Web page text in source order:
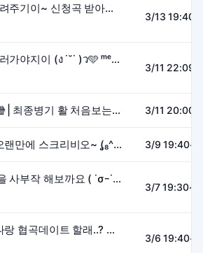
[유입환영] 네로 그려주기이~ 신청곡 받아요오~🩵 ᵐᵉᵒʷˎˊ˗
3/13
[유입환영] 이제 자러가야지이 (ง ˙˘˙ )ว🩵 ᵐᵉᵒʷˎˊ˗
3/11
[유입환영] 팝그작🍿| 최종병기 활 처음보는 고양이 (ง ˙˘˙ )ว🩵 ᵐᵉᵒʷˎˊ˗ 3/11
[유입환영][시참] 오랜만에 스크리비오~ (̨̡₈^ . .^₉)̧̢ ᵐᵉᵒʷˎˊ˗ 3/9
[유입환영] 노래뱅을 사부작 해보까요 ( ˙σｰ˙ ) ᵐᵉᵒʷˎˊ˗
3/7
[유입환영][시참] 나랑 협곡데이트 할래..? ✧⁺⸜₍^.𓂂.^₎⸝⁺✧ ᵐᵉᵒʷˎˊ˗
3/6